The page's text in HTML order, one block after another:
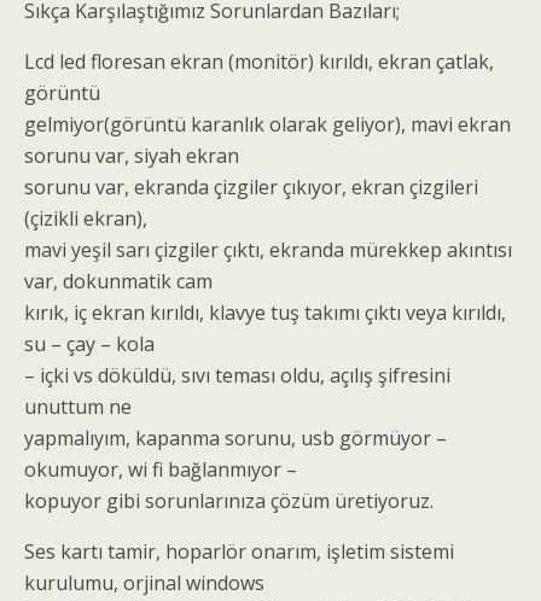
Sıkça Karşılaştığımız Sorunlardan Bazıları;
Lcd led floresan ekran (monitör) kırıldı, ekran çatlak,
görüntü
gelmiyor(görüntü karanlık olarak geliyor), mavi ekran
sorunu var, siyah ekran
sorunu var, ekranda çizgiler çıkıyor, ekran çizgileri
(çizikli ekran),
mavi yeşil sarı çizgiler çıktı, ekranda mürekkep akıntısı
var, dokunmatik cam
kırık, iç ekran kırıldı, klavye tuş takımı çıktı veya kırıldı,
su – çay – kola
– içki vs döküldü, sıvı teması oldu, açılış şifresini
unuttum ne
yapmalıyım, kapanma sorunu, usb görmüyor –
okumuyor, wi fi bağlanmıyor –
kopuyor gibi sorunlarınıza çözüm üretiyoruz.
Ses kartı tamir, hoparlör onarım, işletim sistemi
kurulumu, orjinal windows